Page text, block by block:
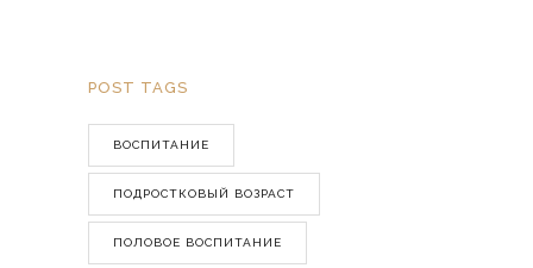
POST TAGS
ВОСПИТАНИЕ
ПОДРОСТКОВЫЙ ВОЗРАСТ
ПОЛОВОЕ ВОСПИТАНИЕ